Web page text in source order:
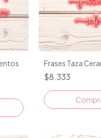
Frases Taza
$8.333